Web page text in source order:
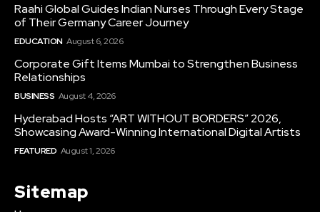
Raahi Global Guides Indian Nurses Through Every Stage
of Their Germany Career Journey
EDUCATION August 6, 2026
Corporate Gift Items Mumbai to Strengthen Business
Relationships
BUSINESS August 4, 2026
Hyderabad Hosts “ART WITHOUT BORDERS” 2026,
Showcasing Award-Winning International Digital Artists
FEATURED August 1, 2026
Sitemap